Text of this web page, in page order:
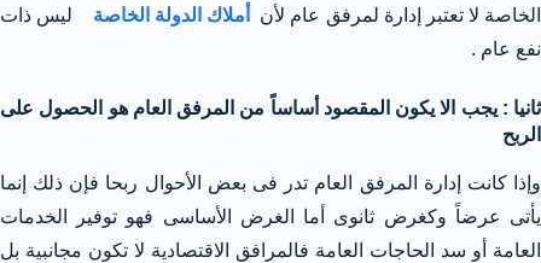
الخاصة لا تعتبر إدارة لمرفق عام لأن
أملاك الدولة الخاصة
ليس ذات
نفع عام .
ثانيا : يجب الا يكون المقصود أساساً من المرفق العام هو الحصول على
الربح
وإذا كانت إدارة المرفق العام تدر فى بعض الأحوال ربحا فإن ذلك إنما
يأتى عرضاً وكغرض ثانوى أما الغرض الأساسى فهو توفير الخدمات
العامة أو سد الحاجات العامة فالمرافق الاقتصادية لا تكون مجانبية بل